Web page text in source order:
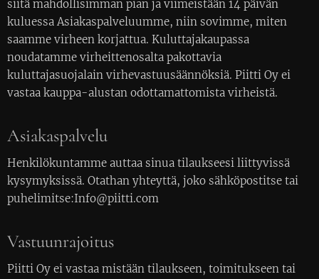
siitä mahdollisimman pian ja viimeistään 14 päivän
kuluessa Asiakaspalveluumme, niin sovimme, miten
saamme virheen korjattua. Kuluttajakaupassa
noudatamme virheittenosalta pakottavia
kuluttajasuojalain virhevastuusäännöksiä. Piitti Oy ei
vastaa kauppa-alustan odottamattomista virheistä.
Asiakaspalvelu
Henkilökuntamme auttaa sinua tilaukseesi liittyvissä
kysymyksissä. Otathan yhteyttä, joko sähköpostitse tai
puhelimitse:Info@piitti.com
Vastuunrajoitus
Piitti Oy ei vastaa mistään tilaukseen, toimitukseen tai